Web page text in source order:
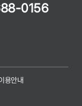
0156
용안내